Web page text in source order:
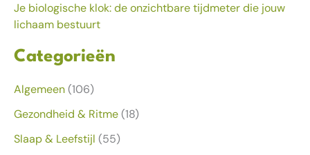
Je biologische klok: de onzichtbare tijdmeter die jouw
lichaam bestuurt
Categorieën
Algemeen(106)
Gezondheid & Ritme(18)
Slaap & Leefstijl (55)